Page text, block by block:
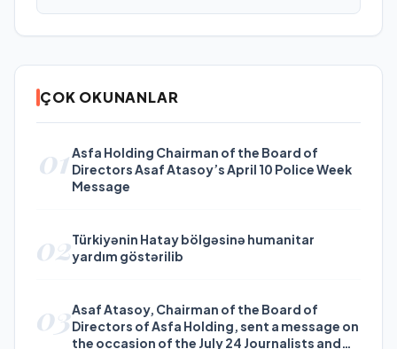
ÇOK OKUNANLAR
01Asfa Holding Chairman of the Board of
Directors Asaf Atasoy’s April 10 Police Week
Message
02Türkiyənin Hatay bölgəsinə humanitar
yardım göstərilib
03Asaf Atasoy, Chairman of the Board of
Directors of Asfa Holding, sent a message on
the occasion of the July 24 Journalists and